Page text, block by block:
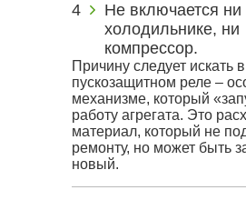
Не включается ни
холодильнике, ни
компрессор.
Причину следует искать в
пускозащитном реле –
механизме, который
работу агрегата. Это
материал, который не
ремонту, но может быть
новый.